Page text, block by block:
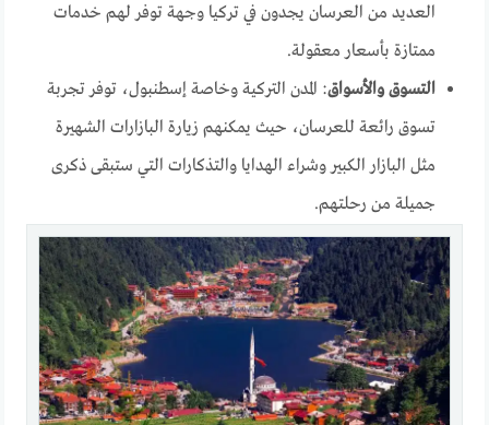
العديد من العرسان يجدون في تركيا وجهة توفر لهم خدمات
ممتازة بأسعار معقولة.
التسوق والأسواق: المدن التركية وخاصة إسطنبول، توفر تجربة
تسوق رائعة للعرسان، حيث يمكنهم زيارة البازارات الشهيرة
مثل البازار الكبير وشراء الهدايا والتذكارات التي ستبقى ذكرى
جميلة من رحلتهم.